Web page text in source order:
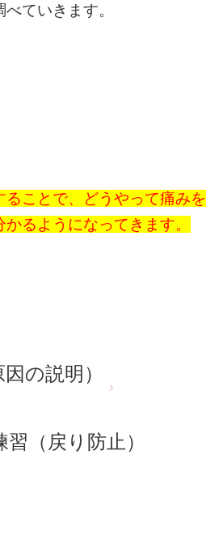
ていきます。
ことで、どうやって痛みを
るようになってきます。
の説明）
（戻り防止）